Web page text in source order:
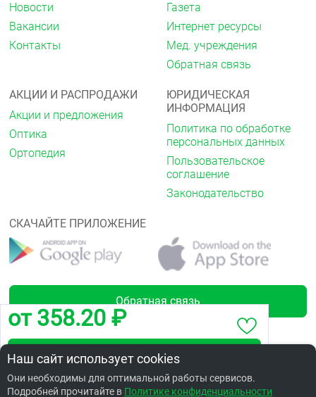
от 358.20 ₽
Забронировать по адресу ул.Товстухо,1А
Заказать в интернет аптеке по цене: 393.25 ₽
Новости
Вакансии
Контакты
Газета
Интернет ресурсы
Мед. учреждения
Обратная связь
АКЦИИ И РАСПРОДАЖИ
Акции и предложения
Оптика
Ортопедия
ЮРИДИЧЕСКАЯ
ИНФОРМАЦИЯ
Политика по обработке
персональных данных
Пользовательское
соглашение
Законодательство
СКАЧАЙТЕ ПРИЛОЖЕНИЕ
Обратная связь
Лицензии
Наш сайт использует cookies
Они необходимы для оптимальной работы сервисов.
Подробней прочитайте в Политике конфиденциальности